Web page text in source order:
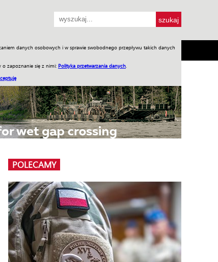
danych osobowych i w sprawie swobodnego przepływu takich danych
o zapoznanie się z nimi: Polityka przetwarzania danych
SKLEP Jednodniówki Praca w WIW
POLECAMY